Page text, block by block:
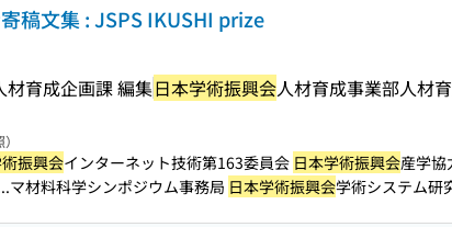
稿文集 : JSPS IKUSHI prize
材育成企画課 編集日本学術振興会人材育成事業部人材
振興会インターネット技術第163委員会 日本学術振興会産学協
マ材料科学シンポジウム事務局 日本学術振興会学術システム研